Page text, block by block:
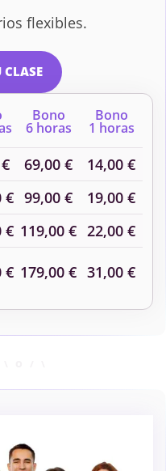
flexibles.
CLASE
Bono
6 horas
Bono
1 horas
69,00 €
14,00 €
€ 99,00 €
19,00 €
€ 119,00 € 22,00 €
€ 179,00 € 31,00 €